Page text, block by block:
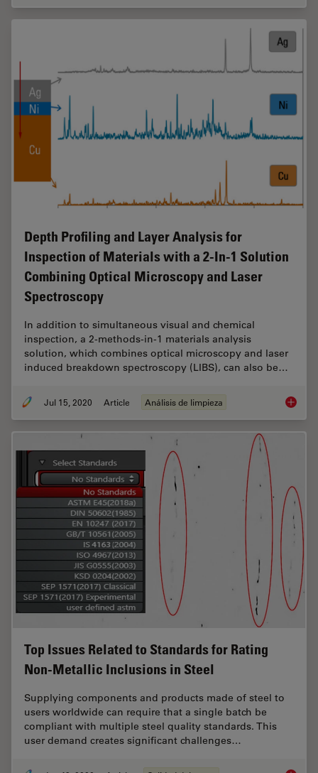
Depth Profiling and Layer Analysis for
Inspection of Materials with a 2-In-1 Solution
Combining Optical Microscopy and Laser
Spectroscopy
In addition to simultaneous visual and chemical
inspection, a 2-methods-in-1 materials analysis
solution, which combines optical microscopy and laser
induced breakdown spectroscopy (LIBS), can also be…
Jul 15, 2020 Article Análisis de limpieza Depth
Top Issues Related to Standards for Rating
Non-Metallic Inclusions in Steel
Supplying components and products made of steel to
users worldwide can require that a single batch be
compliant with multiple steel quality standards. This
user demand creates significant challenges…